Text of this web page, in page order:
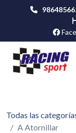
Todas las
A Atornillar